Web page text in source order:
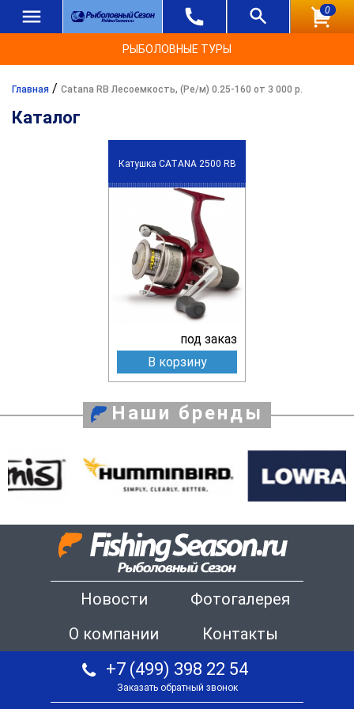
0
РЫБОЛОВНЫЕ ТУРЫ
Главная / Catana RB Лесоемкость, (Ре/м) 0.25-160 от 3 000 р.
Каталог
Катушка CATANA 2500 RB
под заказ
В корзину
Наши бренды
Новости
Фотогалерея
О компании
Контакты
+7 (499) 398 22 54
Заказать обратный звонок